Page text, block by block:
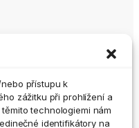
přístupu k
zážitku při prohlížení a
technologiemi nám
identifikátory na
podmínky